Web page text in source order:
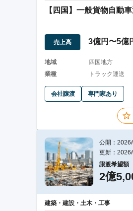
【四国】一般貨物自動
売上高 3億円〜5億
地域
四国地方
業種
トラック運送
会社譲渡 専門家あり
公開：
更新：
譲渡希望額
2億
建築・建設・土木・工事